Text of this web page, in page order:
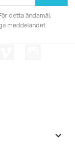
detta ändamål,
meddelandet.
